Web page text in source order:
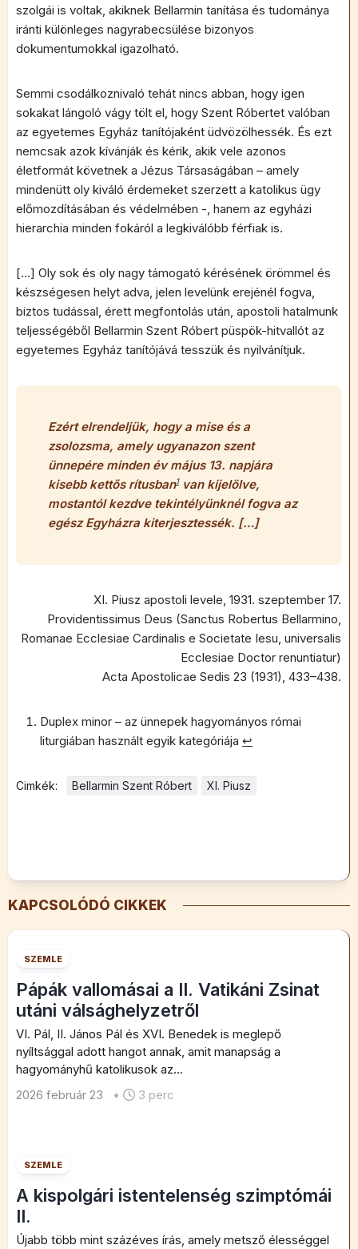
szolgái is voltak, akiknek Bellarmin tanítása és tudománya
iránti különleges nagyrabecsülése bizonyos
dokumentumokkal igazolható.
Semmi csodálkoznivaló tehát nincs abban, hogy igen
sokakat lángoló vágy tölt el, hogy Szent Róbertet valóban
az egyetemes Egyház tanítójaként üdvözölhessék. És ezt
nemcsak azok kívánják és kérik, akik vele azonos
életformát követnek a Jézus Társaságában – amely
mindenütt oly kiváló érdemeket szerzett a katolikus ügy
előmozdításában és védelmében -, hanem az egyházi
hierarchia minden fokáról a legkiválóbb férfiak is.
[…] Oly sok és oly nagy támogató kérésének örömmel és
készségesen helyt adva, jelen levelünk erejénél fogva,
biztos tudással, érett megfontolás után, apostoli hatalmunk
teljességéből Bellarmin Szent Róbert püspök-hitvallót az
egyetemes Egyház tanítójává tesszük és nyilvánítjuk.
Ezért elrendeljük, hogy a mise és a
zsolozsma, amely ugyanazon szent
ünnepére minden év május 13. napjára
kisebb kettős rítusban1van kijelölve,
mostantól kezdve tekintélyünknél fogva az
egész Egyházra kiterjesztessék. […]
XI. Piusz apostoli levele, 1931. szeptember 17.
Providentissimus Deus (Sanctus Robertus Bellarmino,
Romanae Ecclesiae Cardinalis e Societate Iesu, universalis
Ecclesiae Doctor renuntiatur)
Acta Apostolicae Sedis 23 (1931), 433–438.
Duplex minor – az ünnepek hagyományos római
liturgiában használt egyik kategóriája ↩︎
Cimkék: Bellarmin Szent Róbert XI. Piusz
KAPCSOLÓDÓ CIKKEK
SZEMLE
Pápák vallomásai a II. Vatikáni Zsinat
utáni válsághelyzetről
VI. Pál, II. János Pál és XVI. Benedek is meglepő
nyíltsággal adott hangot annak, amit manapság a
hagyományhű katolikusok az...
2026 február 23
• 3 perc
SZEMLE
A kispolgári istentelenség szimptómái
II.
Újabb több mint százéves írás, amely metsző élességgel